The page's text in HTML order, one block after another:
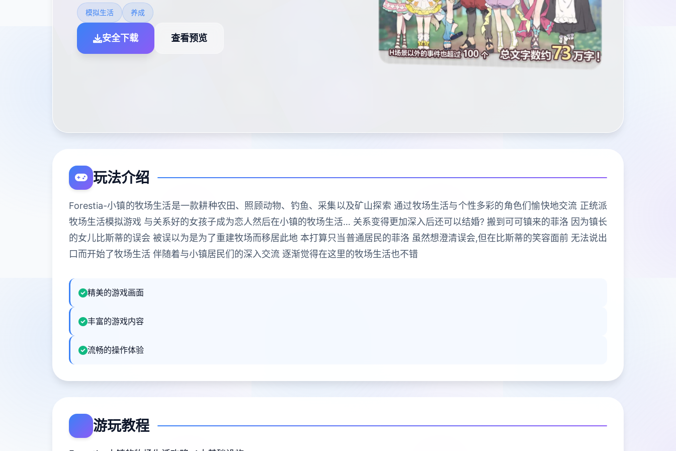
模拟生活 养成
安全下载 查看预览
玩法介绍
Forestia-小镇的牧场生活是一款耕种农田、照顾动物、钓鱼、采集以及矿山探索 通过牧场生活与个性多彩的角色们愉快地交流 正统派
牧场生活模拟游戏 与关系好的女孩子成为恋人然后在小镇的牧场生活… 关系变得更加深入后还可以结婚? 搬到可可镇来的菲洛 因为镇长
的女儿比斯蒂的误会 被误以为是为了重建牧场而移居此地 本打算只当普通居民的菲洛 虽然想澄清误会,但在比斯蒂的笑容面前 无法说出
口而开始了牧场生活 伴随着与小镇居民们的深入交流 逐渐觉得在这里的牧场生活也不错
精美的游戏画面
丰富的游戏内容
流畅的操作体验
游玩教程